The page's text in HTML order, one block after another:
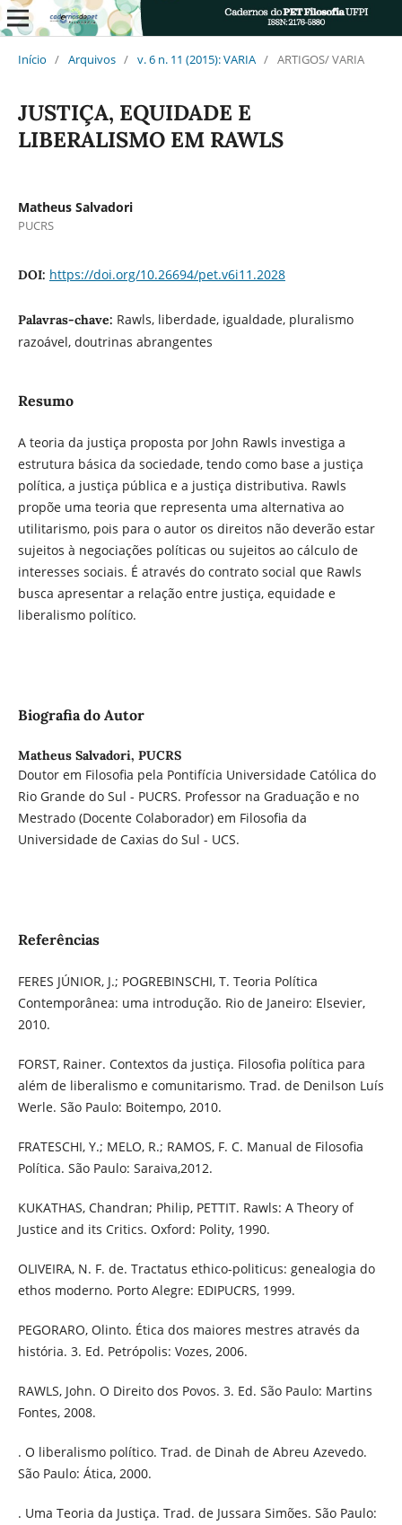
Início / Arquivos / v. 6 n. 11 (2015): VARIA / ARTIGOS/ VARIA
JUSTIÇA, EQUIDADE E
LIBERALISMO EM RAWLS
Matheus Salvadori
PUCRS
DOI: https://doi.org/10.26694/pet.v6i11.2028
Palavras-chave: Rawls, liberdade, igualdade, pluralismo
razoável, doutrinas abrangentes
Resumo
A teoria da justiça proposta por John Rawls investiga a
estrutura básica da sociedade, tendo como base a justiça
política, a justiça pública e a justiça distributiva. Rawls
propõe uma teoria que representa uma alternativa ao
utilitarismo, pois para o autor os direitos não deverão estar
sujeitos à negociações políticas ou sujeitos ao cálculo de
interesses sociais. É através do contrato social que Rawls
busca apresentar a relação entre justiça, equidade e
liberalismo político.
Biografia do Autor
Matheus Salvadori, PUCRS
Doutor em Filosofia pela Pontifícia Universidade Católica do
Rio Grande do Sul - PUCRS. Professor na Graduação e no
Mestrado (Docente Colaborador) em Filosofia da
Universidade de Caxias do Sul - UCS.
Referências
FERES JÚNIOR, J.; POGREBINSCHI, T. Teoria Política
Contemporânea: uma introdução. Rio de Janeiro: Elsevier,
2010.
FORST, Rainer. Contextos da justiça. Filosofia política para
além de liberalismo e comunitarismo. Trad. de Denilson Luís
Werle. São Paulo: Boitempo, 2010.
FRATESCHI, Y.; MELO, R.; RAMOS, F. C. Manual de Filosofia
Política. São Paulo: Saraiva,2012.
KUKATHAS, Chandran; Philip, PETTIT. Rawls: A Theory of
Justice and its Critics. Oxford: Polity, 1990.
OLIVEIRA, N. F. de. Tractatus ethico-politicus: genealogia do
ethos moderno. Porto Alegre: EDIPUCRS, 1999.
PEGORARO, Olinto. Ética dos maiores mestres através da
história. 3. Ed. Petrópolis: Vozes, 2006.
RAWLS, John. O Direito dos Povos. 3. Ed. São Paulo: Martins
Fontes, 2008.
. O liberalismo político. Trad. de Dinah de Abreu Azevedo.
São Paulo: Ática, 2000.
. Uma Teoria da Justiça. Trad. de Jussara Simões. São Paulo: